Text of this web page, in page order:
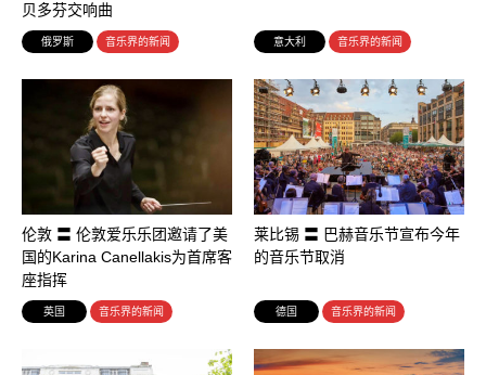
贝多芬交响曲
俄罗斯 音乐界的新闻 意大利 音乐界的新闻
伦敦 〓 伦敦爱乐乐团邀请了美
国的Karina Canellakis为首席客
座指挥
英国 音乐界的新闻
莱比锡 〓 巴赫音乐节宣布今年
的音乐节取消
德国 音乐界的新闻